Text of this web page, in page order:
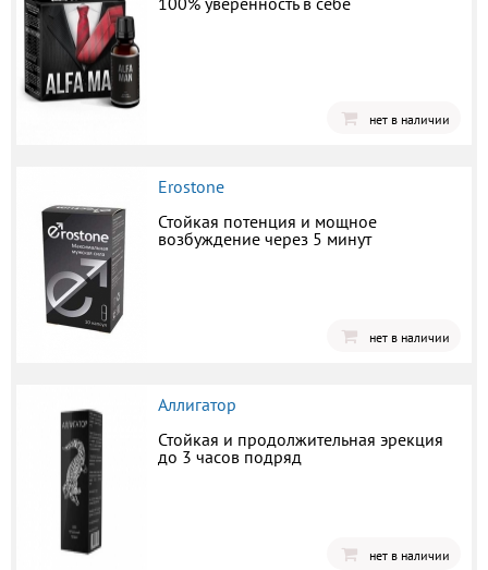
нет в наличии
Erostone
Стойкая потенция и мощное
возбуждение через 5 минут
нет в наличии
Аллигатор
Стойкая и продолжительная эрекция
до 3 часов подряд
нет в наличии